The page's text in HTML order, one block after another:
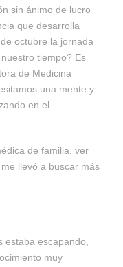
sin ánimo de lucro
que desarrolla
octubre la jornada
tiempo? Es
de Medicina
una mente y
en el
de familia, ver
llevó a buscar más
escapando,
muy